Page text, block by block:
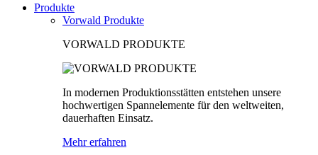
Produkte
Vorwald Produkte
VORWALD PRODUKTE
In modernen Produktionsstätten entstehen unsere
hochwertigen Spannelemente für den weltweiten,
dauerhaften Einsatz.
Mehr erfahren